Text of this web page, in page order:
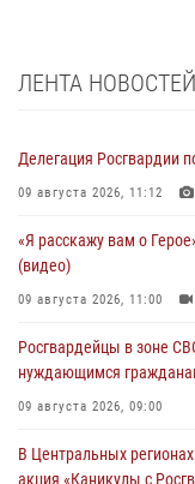
ЛЕНТА НОВОСТЕЙ
Делегация Росгвардии
09 августа 2026, 11:12
«Я расскажу вам о
(видео)
09 августа 2026, 11:00
Росгвардейцы в зоне
нуждающимся
09 августа 2026, 09:00
В Центральных
акция «Каникулы с